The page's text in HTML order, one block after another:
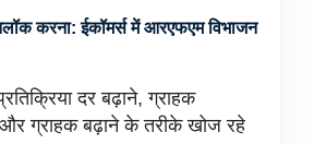
करना: ईकॉमर्स में आरएफएम विभाजन
दर बढ़ाने, ग्राहक
और ग्राहक बढ़ाने के तरीके खोज रहे